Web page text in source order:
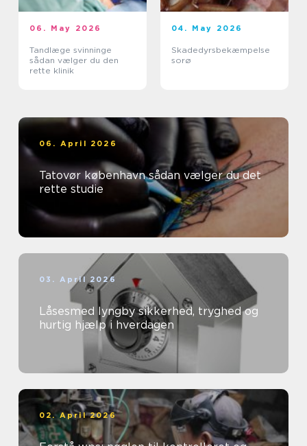
06. May 2026
Tandlæge svinninge
sådan vælger du den
rette klinik
04. May 2026
Skadedyrsbekæmpelse
sorø
06. April 2026
Tatovør københavn sådan vælger du det
rette studie
03. April 2026
Låsesmed lyngby sikkerhed, tryghed og
hurtig hjælp i hverdagen
02. April 2026